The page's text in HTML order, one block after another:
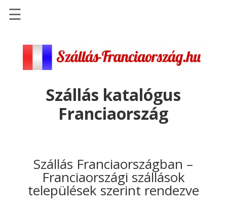
Szállások
Repülőjegy
pénzvisszatérítéssel
Discover
Cars
Transzfer
☰
Szállás katalógus
Franciaország
Szállás Franciaországban –
Franciaországi szállások
települések szerint rendezve